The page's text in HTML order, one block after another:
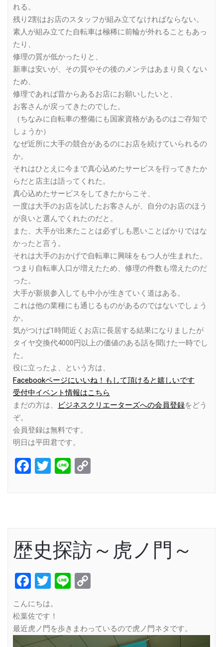
れる。
残り2割はお店のスタッフが組み立てなければならない。
素人が組み立てた自転車は極稀に前輪が外れることもあっ
たり、
修理の質が低かったりと、
新車は安いが、その質やその後のメンテはあまり良くない
ため、
修理であれば昔からあるお店にお願いしたいと、
お客さんが戻ってきたのでした。
（ちなみに自転車の整備にも国家資格があるのはご存知で
しょうか）
なぜ近所に大手の競合があるのにお店を続けていられるの
か。
それはひとえに今まで真心込めたサービスを行ってきたか
らだと店主は語ってくれた。
真心込めたサービスをしてきたからこそ、
一度は大手のお店を試したお客さんが、自分のお店のほう
が良いと選んでくれたのだと。
また、大手が出来たことは必ずしも悪いことばかりではな
かったと言う。
それは大手のおかげで自転車に興味をもつ人が生まれた。
つまり自転車人口が増えたため、修理の件数も増えたのだ
った。
大手が新規参入しても中小が生きていく道はある。
これは他の業種にも通じるものがあるのではないでしょう
か。
気がつけば1時間近くお店に長居する結果になりましたが
タイヤ交換代4000円以上の価値のある話を聞けた一時でし
た。
役に立ったよ、という方は、
Facebookページにいいね！もして頂けると嬉しいです
受付中イベント情報はこちら
まだの方は、
ビジネスクリエーターズへの会員登録をどう
ぞ。
会員登録は無料です。
明日は平田君です。
Facebook
Twitter
Line
歴史探訪～虎ノ門～
Facebook
Twitter
Line
こんにちは。
松葉佐です！
最近虎ノ門を歩きまわっているので虎ノ門ネタです。